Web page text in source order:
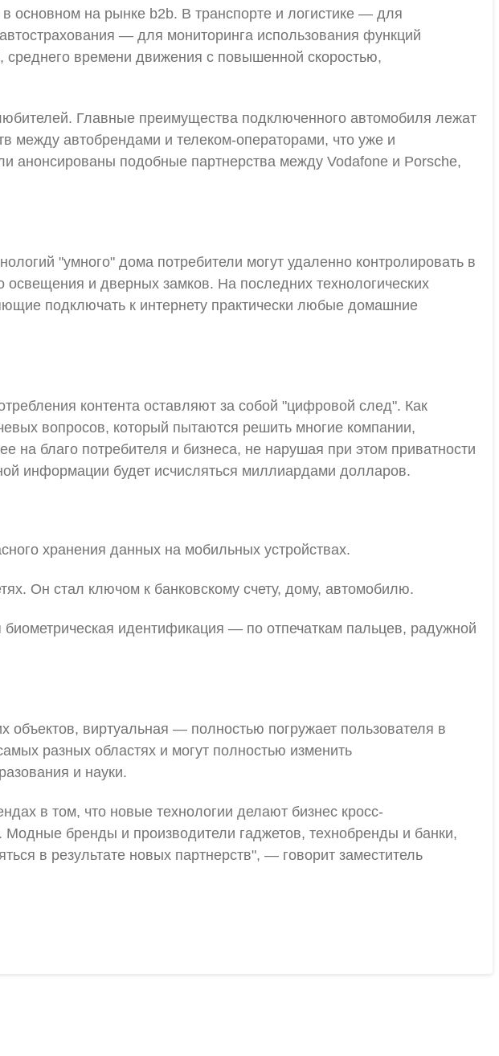
основном на рынке b2b. В транспорте и логистике — для
— для мониторинга использования функций
среднего времени движения с повышенной скоростью,
Главные преимущества подключенного автомобиля лежат
между автобрендами и телеком-операторами, что уже и
анонсированы подобные партнерства между Vodafone и Porsсhe,
"умного" дома потребители могут удаленно контролировать в
и дверных замков. На последних технологических
подключать к интернету практически любые домашние
контента оставляют за собой "цифровой след". Как
вопросов, который пытаются решить многие компании,
благо потребителя и бизнеса, не нарушая при этом приватности
информации будет исчисляться миллиардами долларов.
хранения данных на мобильных устройствах.
Он стал ключом к банковскому счету, дому, автомобилю.
идентификация — по отпечаткам пальцев, радужной
виртуальная — полностью погружает пользователя в
разных областях и могут полностью изменить
и науки.
в том, что новые технологии делают бизнес кросс-
бренды и производители гаджетов, технобренды и банки,
в результате новых партнерств", — говорит заместитель